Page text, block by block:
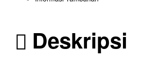
Deskripsi